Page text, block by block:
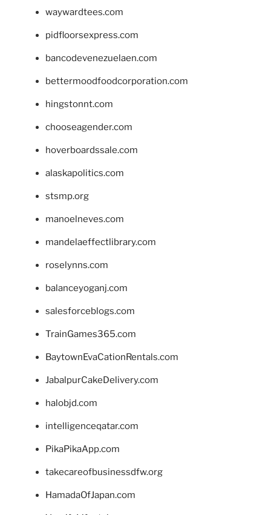
waywardtees.com
pidfloorsexpress.com
bancodevenezuelaen.com
bettermoodfoodcorporation.com
hingstonnt.com
chooseagender.com
hoverboardssale.com
alaskapolitics.com
stsmp.org
manoelneves.com
mandelaeffectlibrary.com
roselynns.com
balanceyoganj.com
salesforceblogs.com
TrainGames365.com
BaytownEvaCationRentals.com
JabalpurCakeDelivery.com
halobjd.com
intelligenceqatar.com
PikaPikaApp.com
takecareofbusinessdfw.org
HamadaOfJapan.com